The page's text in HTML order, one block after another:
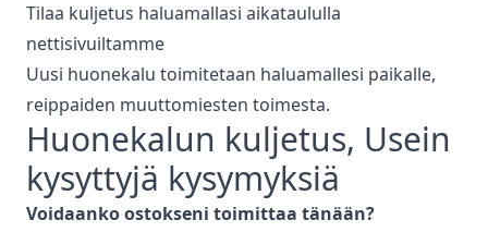
Tilaa kuljetus haluamallasi aikataululla
nettisivuiltamme
Uusi huonekalu toimitetaan haluamallesi paikalle,
reippaiden muuttomiesten toimesta.
Huonekalun kuljetus, Usein
kysyttyjä kysymyksiä
Voidaanko ostokseni toimittaa tänään?